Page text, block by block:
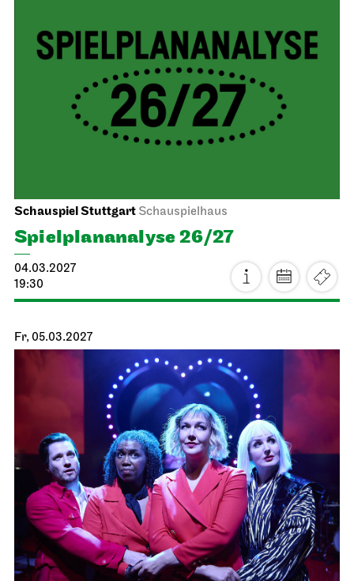
Schauspiel Stuttgart Schauspielhaus
Spiel­plan­analyse 26/27
04.03.2027
19:30
Fr, 05.03.2027